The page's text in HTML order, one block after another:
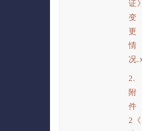
证》
变
更
情
况
2.
附
件
2